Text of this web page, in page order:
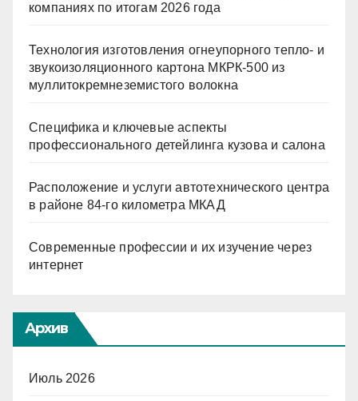
компаниях по итогам 2026 года
Технология изготовления огнеупорного тепло- и
звукоизоляционного картона МКРК-500 из
муллитокремнеземистого волокна
Специфика и ключевые аспекты
профессионального детейлинга кузова и салона
Расположение и услуги автотехнического центра
в районе 84-го километра МКАД
Современные профессии и их изучение через
интернет
Архив
Июль 2026